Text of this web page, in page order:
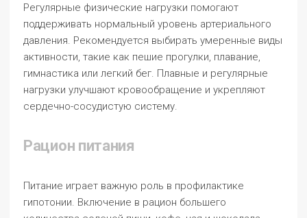
Регулярные физические нагрузки помогают
поддерживать нормальный уровень артериального
давления. Рекомендуется выбирать умеренные виды
активности, такие как пешие прогулки, плавание,
гимнастика или легкий бег. Плавные и регулярные
нагрузки улучшают кровообращение и укрепляют
сердечно-сосудистую систему.
Рацион питания
Питание играет важную роль в профилактике
гипотонии. Включение в рацион большего